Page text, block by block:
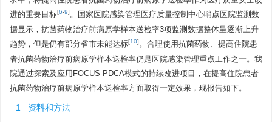
进的重要目标[6-9]。国家医院感染管理医疗质量控制中心哨点医院监测数
据显示，抗菌药物治疗前病原学样本送检率3项监测数据整体呈逐渐上升
趋势，但是仍有部分省市未能达标[10]。合理使用抗菌药物、提高住院患
者抗菌药物治疗前病原学样本送检率仍是医院感染管理重点工作之一。我
院通过探索及应用FOCUS-PDCA模式的持续改进项目，在提高住院患者
抗菌药物治疗前病原学样本送检率方面取得一定效果，现报告如下。
1 资料和方法